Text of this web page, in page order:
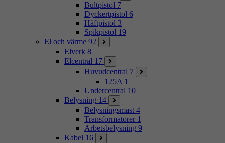
Bultpistol 7
Dyckertpistol 6
Häftpistol 3
Spikpistol 19
El och värme 92
Elverk 8
Elcentral 17
Huvudcentral 7
125A 1
Undercentral 10
Belysning 14
Belysningsmast 4
Transformatorer 1
Arbetsbelysning 9
Kabel 16